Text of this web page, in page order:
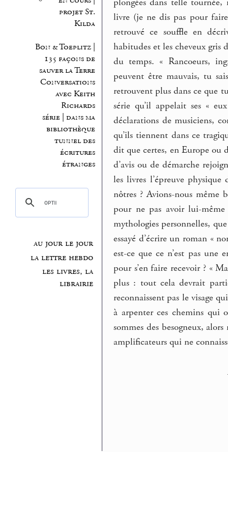
projet St.
Kilda
Bon & Toeplitz |
135 façons de
sauver la Terre
Conversations
avec Keith
Richards
série | dans ma
bibliothèque
tunnel des
écritures
étranges
au jour le jour
la lettre hebdo
les livres, la
librairie
plongées dans telle
livre (je ne dis pas pour
retrouvé ce souffle en
habitudes et les cheveux gris
du temps. « Rancoeurs,
peuvent être mauvais, tu
retrouvent plus dans ce que
série qu’il appelait ses «
déclarations de musiciens,
qu’ils tiennent dans ce
dit que certes, en Europe ou
d’avis ou de démarche
les livres l’épreuve
nôtres ? Avions-nous même
pour ne pas avoir lui-
mythologies personnelles,
essayé d’écrire un roman «
est-ce que ce n’est pas une
pour s’en faire recevoir ? «
plus : tout cela devrait
reconnaissent pas le visage
à arpenter ces chemins qui
sommes des besogneux,
amplificateurs qui ne